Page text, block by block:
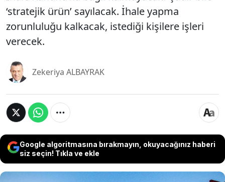
‘stratejik ürün’ sayılacak. İhale yapma
zorunluluğu kalkacak, istediği kişilere işleri
verecek.
Zekeriya ALBAYRAK
Google algoritmasına bırakmayın, okuyacağınız haberi
siz seçin! Tıkla ve ekle